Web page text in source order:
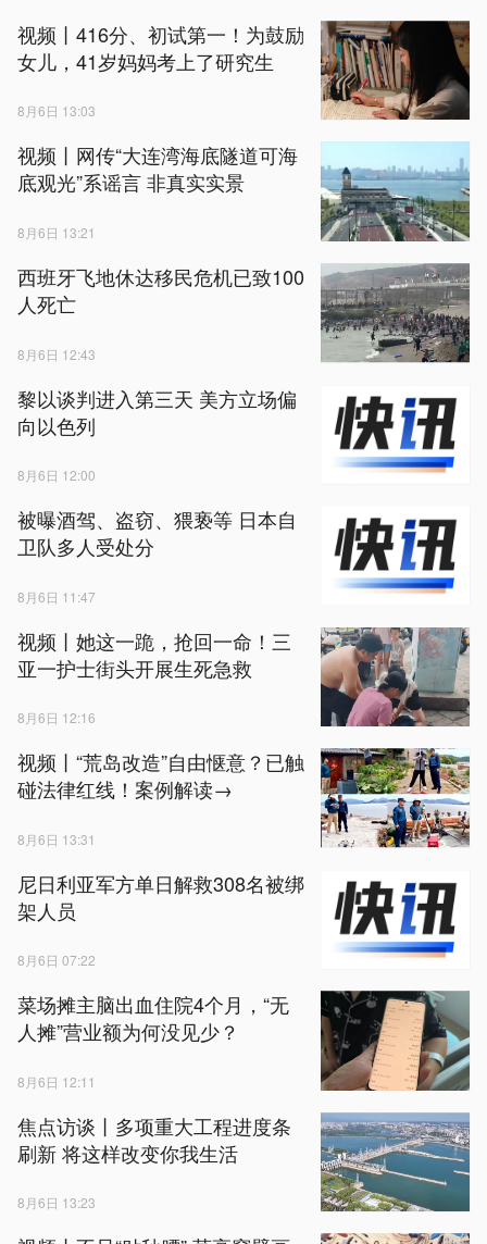
视频丨416分、初试第一！为鼓励
女儿，41岁妈妈考上了研究生
8月6日 13:03
视频丨网传“大连湾海底隧道可海
底观光”系谣言 非真实实景
8月6日 13:21
西班牙飞地休达移民危机已致100
人死亡
8月6日 12:43
黎以谈判进入第三天 美方立场偏
向以色列
8月6日 12:00
被曝酒驾、盗窃、猥亵等 日本自
卫队多人受处分
8月6日 11:47
视频丨她这一跪，抢回一命！三
亚一护士街头开展生死急救
8月6日 12:16
视频丨“荒岛改造”自由惬意？已触
碰法律红线！案例解读→
8月6日 13:31
尼日利亚军方单日解救308名被绑
架人员
8月6日 07:22
菜场摊主脑出血住院4个月，“无
人摊”营业额为何没见少？
8月6日 12:11
焦点访谈丨多项重大工程进度条
刷新 将这样改变你我生活
8月6日 13:23